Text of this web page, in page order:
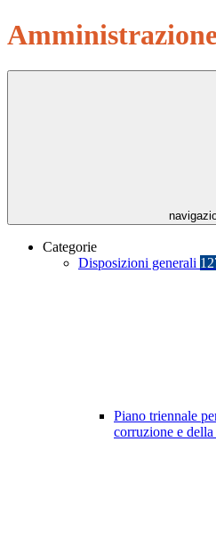
Categorie
Disposizioni generali
Piano triennale
corruzione e della